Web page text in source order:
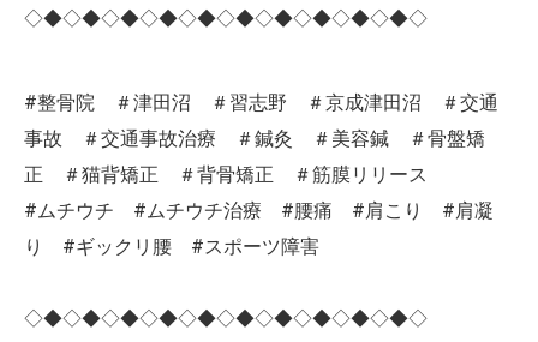
◇◆◇◆◇◆◇◆◇◆◇◆◇◆◇◆◇◆◇◆◇
#整骨院 ＃津田沼 ＃習志野 ＃京成津田沼 ＃交通
事故 ＃交通事故治療 ＃鍼灸 ＃美容鍼 ＃骨盤矯
正 ＃猫背矯正 ＃背骨矯正 ＃筋膜リリース
#ムチウチ #ムチウチ治療 #腰痛 #肩こり #肩凝
り #ギックリ腰 #スポーツ障害
◇◆◇◆◇◆◇◆◇◆◇◆◇◆◇◆◇◆◇◆◇